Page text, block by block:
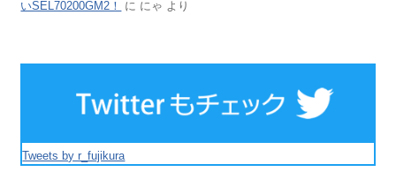
いSEL70200GM2！
に にゃ より
Tweets by r_fujikura